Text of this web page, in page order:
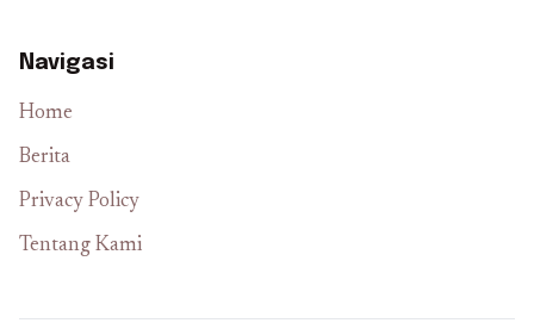
Navigasi
Home
Berita
Privacy Policy
Tentang Kami